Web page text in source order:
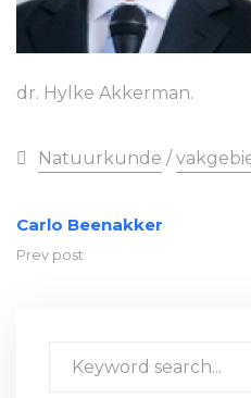
dr. Hylke Akkerman.
Natuurkunde /
Carlo Beenakker
Prev post